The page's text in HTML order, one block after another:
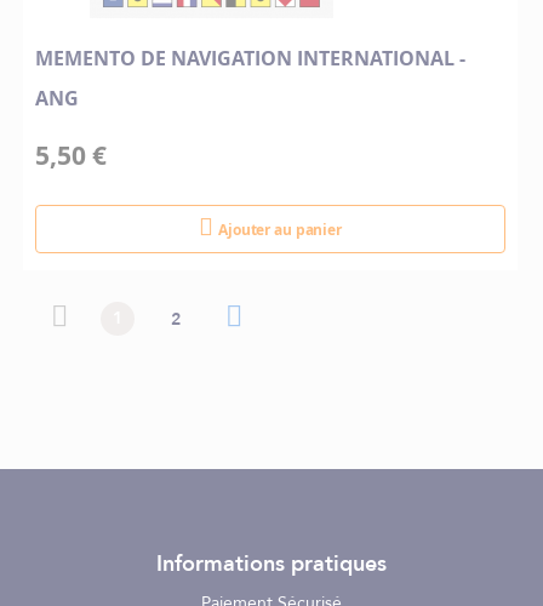
MEMENTO DE NAVIGATION INTERNATIONAL -
ANG
5,50 €
Ajouter au panier
Page précédente
Vous lisez actuellement la page
Page
2
Informations pratiques